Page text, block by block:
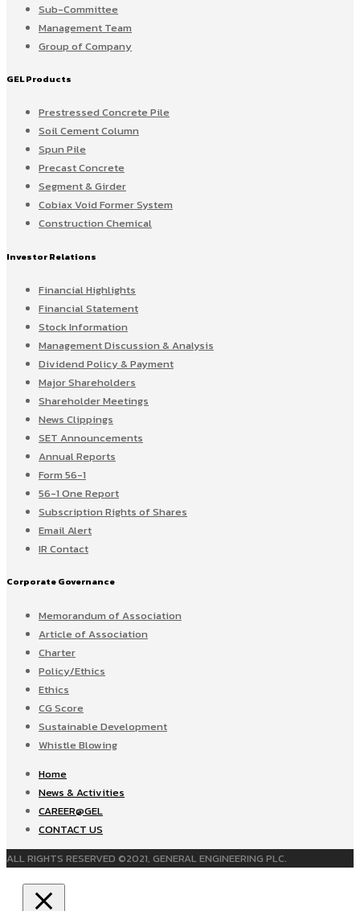
Sub-Committee
Management Team
Group of Company
GEL Products
Prestressed Concrete Pile
Soil Cement Column
Spun Pile
Precast Concrete
Segment & Girder
Cobiax Void Former System
Construction Chemical
Investor Relations
Financial Highlights
Financial Statement
Stock Information
Management Discussion & Analysis
Dividend Policy & Payment
Major Shareholders
Shareholder Meetings
News Clippings
SET Announcements
Annual Reports
Form 56-1
56-1 One Report
Subscription Rights of Shares
Email Alert
IR Contact
Corporate Governance
Memorandum of Association
Article of Association
Charter
Policy/Ethics
Ethics
CG Score
Sustainable Development
Whistle Blowing
Home
News & Activities
CAREER@GEL
CONTACT US
ALL RIGHTS RESERVED ©2021, GENERAL ENGINEERING PLC.